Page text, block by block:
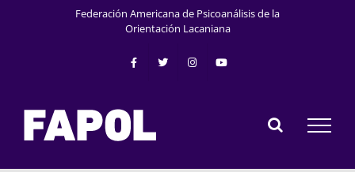
Federación Americana de Psicoanálisis de la
Orientación Lacaniana